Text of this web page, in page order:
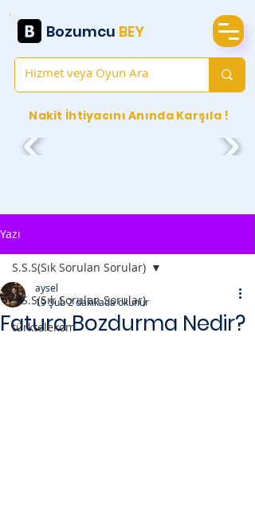
Bozumcu BEY
Nakit İhtiyacını Anında Karşıla !
Yazı
S.S.S(Sık Sorulan Sorular)
türktelekom
S.S.S(Sık Sorulan Sorular)
Fatura Bozdurma Nedir?
aysel
19 Şub2 dakikada okunur